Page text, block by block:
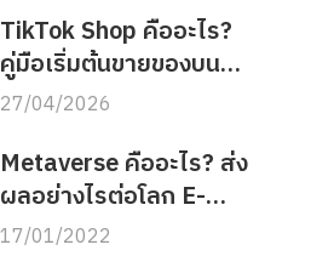
TikTok Shop คืออะไร?
คู่มือเริ่มต้นขายของบน
TikTok สำหรับเจ้าของร้าน
27/04/2026
Metaverse คืออะไร? ส่ง
ผลอย่างไรต่อโลก E-
Commerce
17/01/2022